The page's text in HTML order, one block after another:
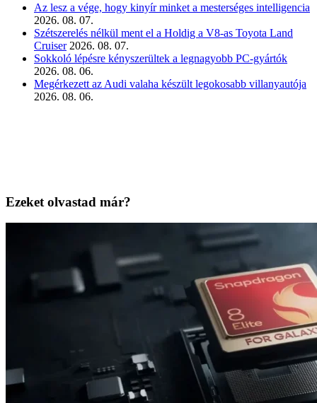
Az lesz a vége, hogy kinyír minket a mesterséges intelligencia
2026. 08. 07.
Szétszerelés nélkül ment el a Holdig a V8-as Toyota Land
Cruiser 2026. 08. 07.
Sokkoló lépésre kényszerültek a legnagyobb PC-gyártók
2026. 08. 06.
Megérkezett az Audi valaha készült legokosabb villanyautója
2026. 08. 06.
Ezeket olvastad már?